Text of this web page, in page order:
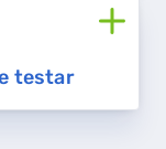
testar